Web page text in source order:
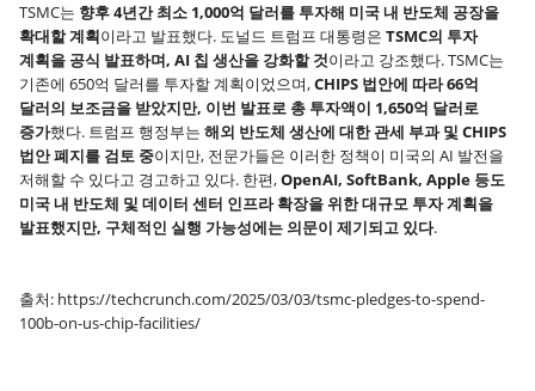
TSMC는 향후 4년간 최소 1,000억 달러를 투자해 미국 내 반도체 공장을
확대할 계획이라고 발표했다. 도널드 트럼프 대통령은 TSMC의 투자
계획을 공식 발표하며, AI 칩 생산을 강화할 것이라고 강조했다. TSMC는
기존에 650억 달러를 투자할 계획이었으며,CHIPS 법안에 따라 66억
달러의 보조금을 받았지만, 이번 발표로 총 투자액이 1,650억 달러로
증가했다. 트럼프 행정부는 해외 반도체 생산에 대한 관세 부과 및 CHIPS
법안 폐지를 검토 중이지만, 전문가들은 이러한 정책이 미국의 AI 발전을
저해할 수 있다고 경고하고 있다. 한편,OpenAI, SoftBank, Apple 등도
미국 내 반도체 및 데이터 센터 인프라 확장을 위한 대규모 투자 계획을
발표했지만, 구체적인 실행 가능성에는 의문이 제기되고 있다.
출처: https://techcrunch.com/2025/03/03/tsmc-pledges-to-spend-
100b-on-us-chip-facilities/